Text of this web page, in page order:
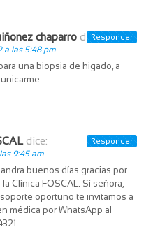
chaparro dice:
a las 5:48 pm
una biopsia de higado, a
Responder
dice:
9:45 am
buenos días gracias por
Clínica FOSCAL. Sí señora,
oportuno te invitamos a
médica por WhatsApp al
Responder